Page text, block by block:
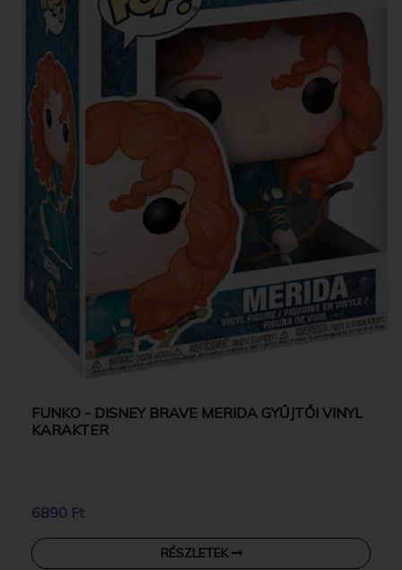
FUNKO - DISNEY BRAVE MERIDA GYŰJTŐI VINYL
KARAKTER
6890 Ft
RÉSZLETEK